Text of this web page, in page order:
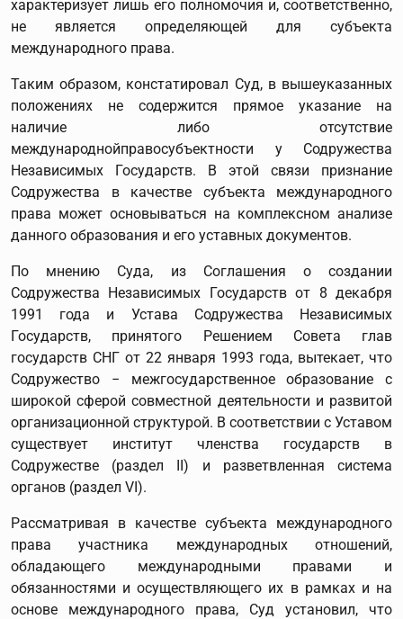
характеризует лишь его полномочия и, соответственно,
не является определяющей для субъекта
международного права.
Таким образом, констатировал Суд, в вышеуказанных
положениях не содержится прямое указание на
наличие либо отсутствие
международнойправосубъектности у Содружества
Независимых Государств. В этой связи признание
Содружества в качестве субъекта международного
права может основываться на комплексном анализе
данного образования и его уставных документов.
По мнению Суда, из Соглашения о создании
Содружества Независимых Государств от 8 декабря
1991 года и Устава Содружества Независимых
Государств, принятого Решением Совета глав
государств СНГ от 22 января 1993 года, вытекает, что
Содружество − межгосударственное образование с
широкой сферой совместной деятельности и развитой
организационной структурой. В соответствии с Уставом
существует институт членства государств в
Содружестве (раздел II) и разветвленная система
органов (раздел VI).
Рассматривая в качестве субъекта международного
права участника международных отношений,
обладающего международными правами и
обязанностями и осуществляющего их в рамках и на
основе международного права, Суд установил, что